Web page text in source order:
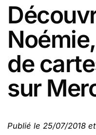
de
sur
Publié le 25/07/2018